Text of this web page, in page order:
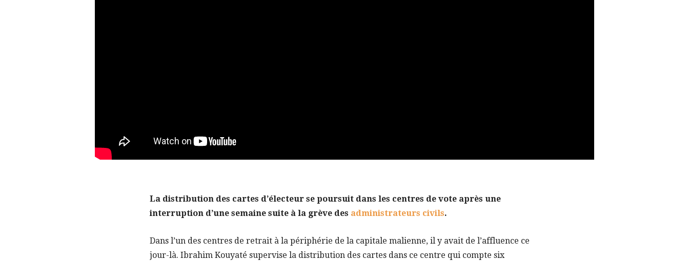
La distribution des cartes d’électeur se poursuit dans les centres de vote après une
interruption d’une semaine suite à la grève des administrateurs civils.
Dans l’un des centres de retrait à la périphérie de la capitale malienne, il y avait de l’affluence ce
jour-là. Ibrahim Kouyaté supervise la distribution des cartes dans ce centre qui compte six